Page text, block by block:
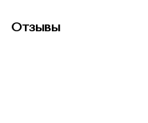
Отзывы